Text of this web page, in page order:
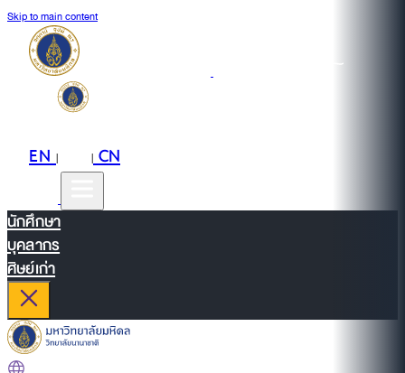
Skip to main content
EN| |CN
นักศึกษา
บุคลากร
ศิษย์เก่า